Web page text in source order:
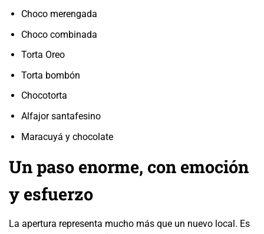
Choco merengada
Choco combinada
Torta Oreo
Torta bombón
Chocotorta
Alfajor santafesino
Maracuyá y chocolate
Un paso enorme, con emoción
y esfuerzo
La apertura representa mucho más que un nuevo local. Es